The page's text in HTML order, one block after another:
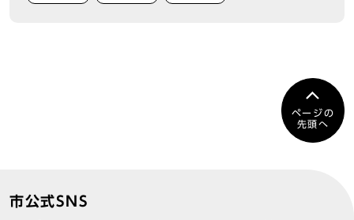
ページの
先頭へ
市公式SNS